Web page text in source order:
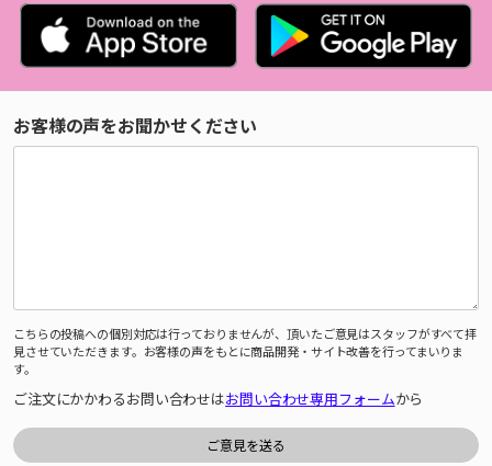
お客様の声をお聞かせください
こちらの投稿への個別対応は行っておりませんが、頂いたご意見はスタッフがすべて拝
見させていただきます。お客様の声をもとに商品開発・サイト改善を行ってまいりま
す。
ご注文にかかわるお問い合わせはお問い合わせ専用フォームから